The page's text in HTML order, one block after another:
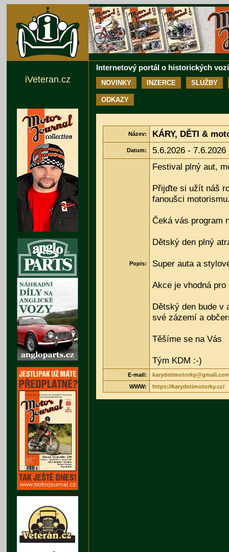
Internetový portál o historických
NOVINKY INZERCE SLUŽBY
ODKAZY
Název: KÁRY, DĚTI &
Datum: 5.6.2026 - 7.6.2026
Popis:
Festival plný aut,
Přijďte si užít náš
fanoušci
Čeká vás program
Dětský den plný
Super auta a
Akce je vhodná pro
Dětský den bude v
své zázemí a
Těšíme se na Vás
Tým KDM :-)
E-mail:
WWW:
https://karydetimotorky.cz/
iVeteran.cz